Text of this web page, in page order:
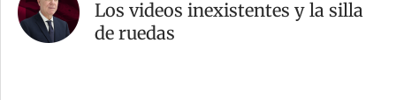
Los videos inexistentes y la silla
de ruedas